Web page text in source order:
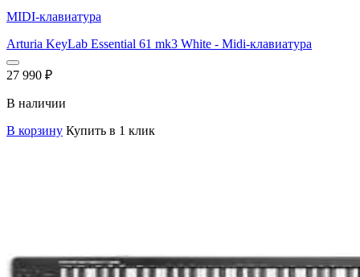
MIDI-клавиатура
Arturia KeyLab Essential 61 mk3 White - Midi-клавиатура
27 990 ₽
В наличии
В корзину Купить в 1 клик